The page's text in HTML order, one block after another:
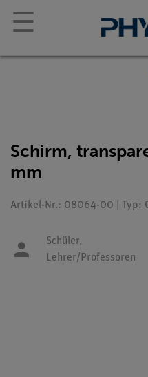
☰
Schirm,
mm
Artikel-Nr.: 08064-00 | Typ:
Schüler,
Lehrer/Professoren